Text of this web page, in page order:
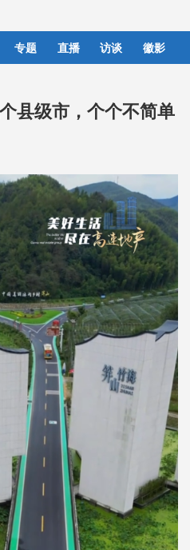
专题 直播 访谈 徽影
县级市，个个不简单